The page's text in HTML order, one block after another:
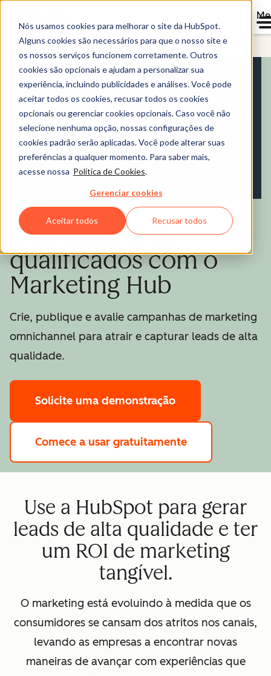
Nós usamos cookies para melhorar o site da HubSpot.
Alguns cookies são necessários para que o nosso site e
os nossos serviços funcionem corretamente. Outros
cookies são opcionais e ajudam a personalizar sua
experiência, incluindo publicidades e análises. Você pode
aceitar todos os cookies, recusar todos os cookies
opcionais ou gerenciar cookies opcionais. Caso você não
selecione nenhuma opção, nossas configurações de
cookies padrão serão aplicadas. Você pode alterar suas
preferências a qualquer momento. Para saber mais,
acesse nossa Política de Cookies.
Gerenciar cookies
Aceitar todos Recusar todos
Gere leads mais
qualificados com o
Marketing Hub
Crie, publique e avalie campanhas de marketing
omnichannel para atrair e capturar leads de alta
qualidade.
Solicite uma demonstração
Comece a usar gratuitamente
Use a HubSpot para gerar
leads de alta qualidade e ter
um ROI de marketing
tangível.
O marketing está evoluindo à medida que os
consumidores se cansam dos atritos nos canais,
levando as empresas a encontrar novas
maneiras de avançar com experiências que